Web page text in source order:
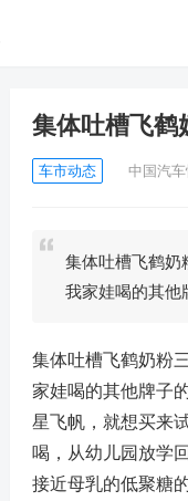
集体吐槽飞鹤
车市动态 中国汽车
集体吐槽飞鹤奶
我家娃喝的其
集体吐槽飞鹤奶粉
家娃喝的其他牌子
星飞帆，就想买来
喝，从幼儿园放学
接近母乳的低聚糖